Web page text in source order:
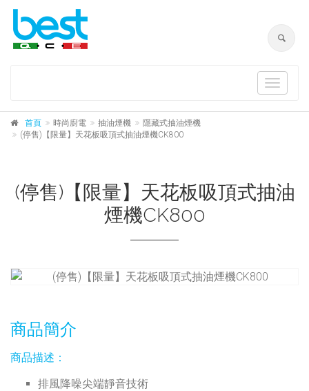
Toggle
首頁 時尚廚電 抽油煙機
隱藏式抽油煙機
(停售)【限量】天花板吸頂式抽油煙機CK800
(停售)【限量】天花板吸頂式抽油
煙機CK800
商品簡介
商品描述：
排風降噪尖端靜音技術